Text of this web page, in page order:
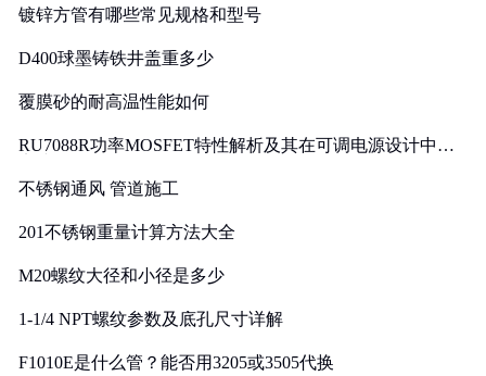
镀锌方管有哪些常见规格和型号
D400球墨铸铁井盖重多少
覆膜砂的耐高温性能如何
RU7088R功率MOSFET特性解析及其在可调电源设计中的
不锈钢通风 管道施工
201不锈钢重量计算方法大全
M20螺纹大径和小径是多少
1-1/4 NPT螺纹参数及底孔尺寸详解
F1010E是什么管？能否用3205或3505代换